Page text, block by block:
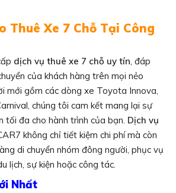
Thuê Xe 7 Chỗ Tại Công
dịch vụ thuê xe 7 chỗ uy tín, đáp
của khách hàng trên mọi nẻo
mới gồm các dòng xe Toyota Innova,
chúng tôi cam kết mang lại sự
tối đa cho hành trình của bạn. Dịch vụ
không chỉ tiết kiệm chi phí mà còn
di chuyển nhóm đông người, phục vụ
lịch, sự kiện hoặc công tác.
Nhất